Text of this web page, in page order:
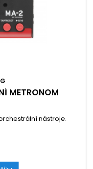
METRONOM
nástroje.